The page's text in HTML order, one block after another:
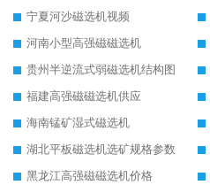
宁夏河沙磁选机视频
河南小型高强磁磁选机
贵州半逆流式弱磁选机结构图
福建高强磁磁选机供应
海南锰矿湿式磁选机
湖北平板磁选机选矿规格参数
黑龙江高强磁磁选机价格